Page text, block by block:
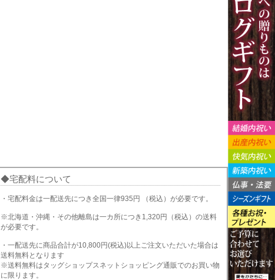
宅配料について
・宅配料金は一配送先につき全国一律935円 （税込）が必要です。
※北海道・沖縄・その他離島は一カ所につき1,320円（税込）の送料
が必要です。
・一配送先に商品合計が10,800円(税込)以上ご注文いただいた場合は
送料無料となります
※送料無料はタッグショップスネットショッピング通販でのお買い物
に限ります。